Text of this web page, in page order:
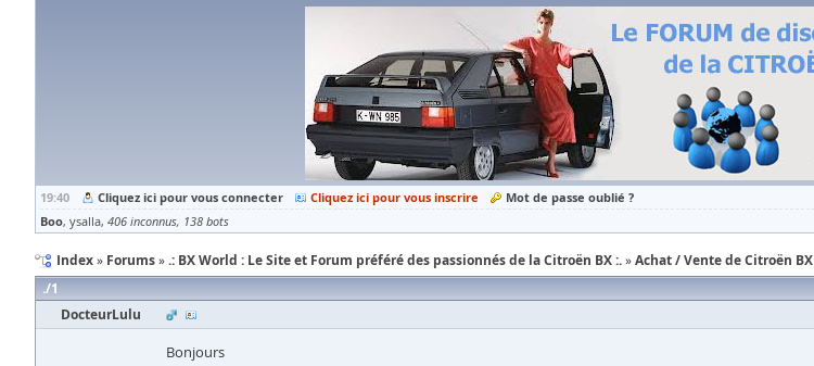
19:40 Cliquez ici pour vous connecter Cliquez ici pour vous inscrire
Mot de passe oublié ?
Boo ysalla 406 inconnus 138 bots
Index Forums .: BX World : Le Site et Forum préféré des passionnés de la Citroën BX :. Achat / Vente de Citroën BX
1
DocteurLulu
Bonjours